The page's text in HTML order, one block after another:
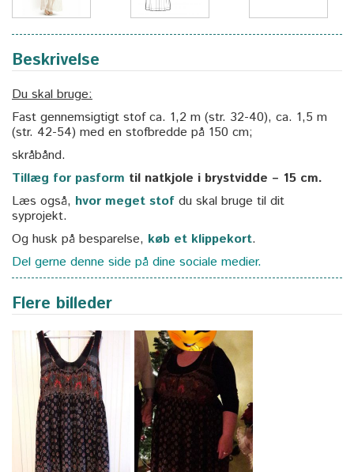
Beskrivelse
Du skal bruge:
Fast gennemsigtigt stof ca. 1,2 m (str. 32-40), ca. 1,5 m
(str. 42-54) med en stofbredde på 150 cm;
skråbånd.
Tillæg for pasform til natkjole i brystvidde – 15 cm.
Læs også, hvor meget stof du skal bruge til dit
syprojekt.
Og husk på besparelse, køb et klippekort.
Del gerne denne side på dine sociale medier.
Flere billeder